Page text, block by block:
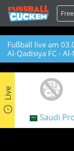
Fußball live am
Al-Qadisiya FC - Al-
Live
Saudi